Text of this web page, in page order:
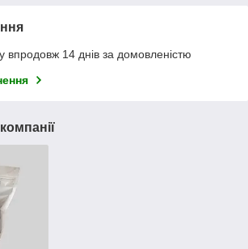
впродовж 14 днів за домовленістю